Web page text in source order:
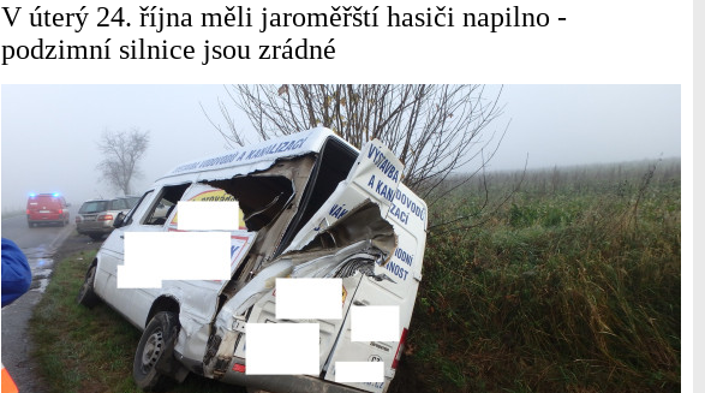
V úterý 24. října měli jaroměřští hasiči napilno -
podzimní silnice jsou zrádné